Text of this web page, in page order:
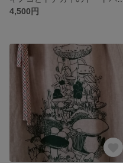
4,500円